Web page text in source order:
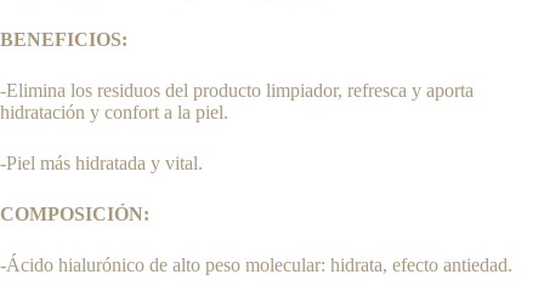
BENEFICIOS:
-Elimina los residuos del producto limpiador, refresca y aporta
hidratación y confort a la piel.
-Piel más hidratada y vital.
COMPOSICIÓN:
-Ácido hialurónico de alto peso molecular: hidrata, efecto antiedad.